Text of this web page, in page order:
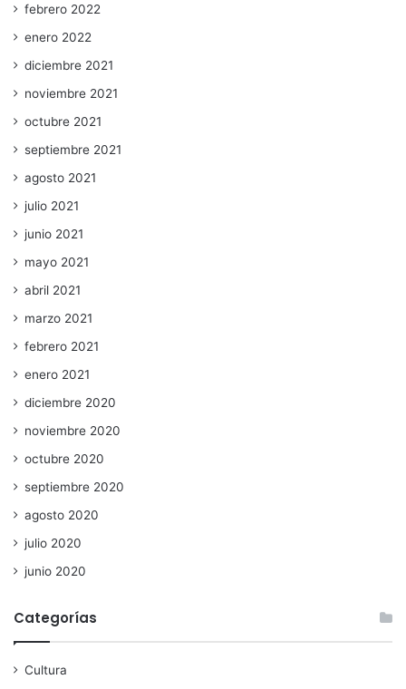
febrero 2022
enero 2022
diciembre 2021
noviembre 2021
octubre 2021
septiembre 2021
agosto 2021
julio 2021
junio 2021
mayo 2021
abril 2021
marzo 2021
febrero 2021
enero 2021
diciembre 2020
noviembre 2020
octubre 2020
septiembre 2020
agosto 2020
julio 2020
junio 2020
Categorías
Cultura